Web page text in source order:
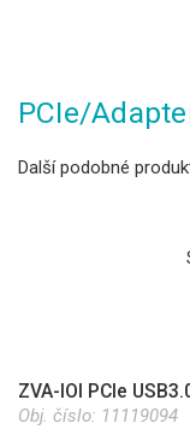
PCIe/
Další podobné
ZVA-IOI PCIe
Obj. číslo: 11119094